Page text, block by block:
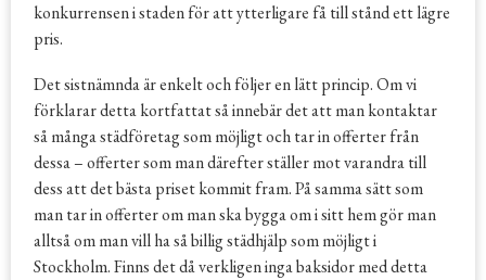
konkurrensen i staden för att ytterligare få till stånd ett lägre
pris.
Det sistnämnda är enkelt och följer en lätt princip. Om vi
förklarar detta kortfattat så innebär det att man kontaktar
så många städföretag som möjligt och tar in offerter från
dessa – offerter som man därefter ställer mot varandra till
dess att det bästa priset kommit fram. På samma sätt som
man tar in offerter om man ska bygga om i sitt hem gör man
alltså om man vill ha så billig städhjälp som möjligt i
Stockholm. Finns det då verkligen inga baksidor med detta